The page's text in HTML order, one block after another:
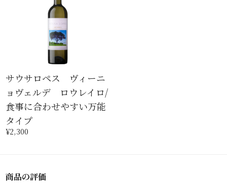
サウサロペス ヴィーニ
ョヴェルデ ロウレイロ/
食事に合わせやすい万能
タイプ
¥2,300
商品の評価